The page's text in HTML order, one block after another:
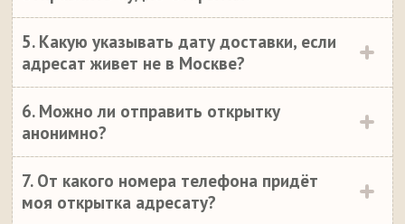
5. Какую указывать дату доставки, если
адресат живет не в Москве?
6. Можно ли отправить открытку
анонимно?
7. От какого номера телефона придёт
моя открытка адресату?